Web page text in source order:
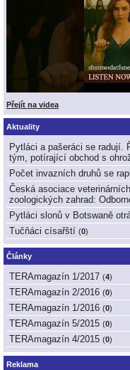
Přejít na videa
Aktuality
Pytláci a pašeráci se radují.
tým, potírající obchod s
Počet invazních druhů se
Česká asociace
zoologických zahrad:
Pytláci slonů v Botswaně
Tučňáci císařští (0)
Články
TERAmagazín 1/2017 (4)
TERAmagazín 2/2016 (0)
TERAmagazín 1/2016 (0)
TERAmagazín 5/2015 (0)
TERAmagazín 4/2015 (0)
Reklama